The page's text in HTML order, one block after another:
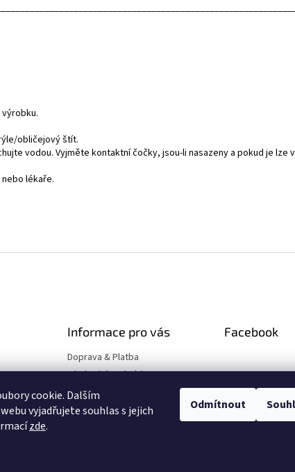
cookie. Dalším
vyjadřujete souhlas s jejich
zde.
Odmítnout
obličejový štít.
vodou. Vyjměte kontaktní čočky, jsou-li nasazeny a pokud je lze
nebo lékaře.
Informace pro vás
Doprava & Platba
Obchodní podmínky
GDPR
Facebook
cookies